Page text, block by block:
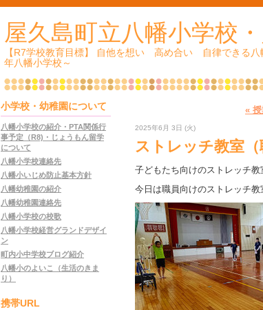
屋久島町立八幡小学校
【R7学校教育目標】 自他を想い 高め合い 自律できる
年八幡小学校～
小学校・幼稚園について
八幡小学校の紹介・PTA関係行
事予定（R8)・じょうもん留学
について
八幡小学校連絡先
八幡小いじめ防止基本方針
八幡幼稚園の紹介
八幡幼稚園連絡先
八幡小学校の校歌
八幡小学校経営グランドデザイ
ン
町内小中学校ブログ紹介
八幡小のよいこ（生活のきま
り）
携帯URL
«
2025年6月 3日 (火)
ストレッチ教室（
子どもたち向けのストレッチ教
今日は職員向けのストレッチ教